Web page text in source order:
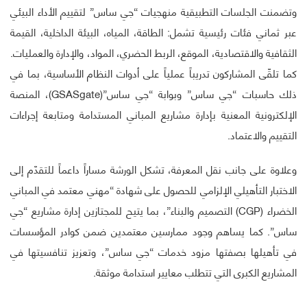
وتضمنت الجلسات التطبيقية منهجيات “جي ساس” لتقييم الأداء البيئي
عبر ثماني فئات رئيسية تشمل: الطاقة، المياه، البيئة الداخلية، القيمة
الثقافية والاقتصادية، الموقع، الربط الحضري، المواد، والإدارة والعمليات.
كما تلقّى المشاركون تدريباً عملياً على أدوات النظام الأساسية، بما في
ذلك حاسبات “جي ساس” وبوابة “جي ساس”(GSASgate)، المنصة
الإلكترونية المعنية بإدارة مشاريع المباني المستدامة ومتابعة إجراءات
التقييم والاعتماد.
وعلاوة على جانب نقل المعرفة، تشكل الورشة مساراً داعماً للتقدّم إلى
الاختبار التأهيلي الإلزامي للحصول على شهادة “مهني معتمد في المباني
الخضراء (CGP) التصميم والبناء”، بما يتيح للمجتازين إدارة مشاريع “جي
ساس”. كما يساهم وجود ممارسين معتمدين ضمن كوادر المؤسسات
في تأهيلها بصفتها مزود خدمات “جي ساس”، وتعزيز تنافسيتها في
المشاريع الكبرى التي تتطلب معايير استدامة موثقة.